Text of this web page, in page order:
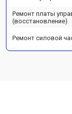
Ремонт платы
(восстановление)
Ремонт силовой